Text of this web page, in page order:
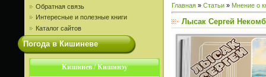
Обратная связь
Интересные и полезные книги
Каталог сайтов
Погода в Кишиневе
Кишинев / Кишинэу
Главная » Статьи » Мнение о
Лысак Сергей